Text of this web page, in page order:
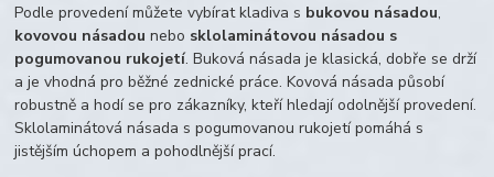
Podle provedení můžete vybírat kladiva s bukovou násadou,
kovovou násadou nebo sklolaminátovou násadou s
pogumovanou rukojetí. Buková násada je klasická, dobře se drží
a je vhodná pro běžné zednické práce. Kovová násada působí
robustně a hodí se pro zákazníky, kteří hledají odolnější provedení.
Sklolaminátová násada s pogumovanou rukojetí pomáhá s
jistějším úchopem a pohodlnější prací.